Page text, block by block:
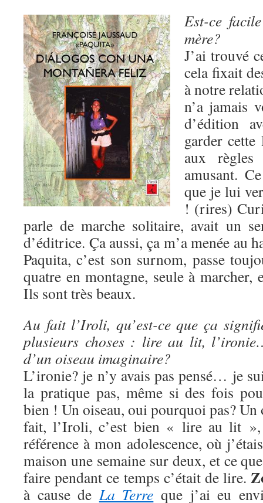
Est-ce
mère?
J’ai trouvé
cela fixait
à notre
n’a jamais
d’édition
garder
aux règles
amusant.
que je lui
! (rires)
parle de marche solitaire, avait un
d’éditrice. Ça aussi, ça m’a menée au
Paquita, c’est son surnom, passe
quatre en montagne, seule à marcher,
Ils sont très beaux.
Au fait l’Iroli, qu’est-ce que ça
plusieurs choses : lire au lit,
d’un oiseau imaginaire?
L’ironie? je n’y avais pas pensé… je
la pratique pas, même si des fois
bien ! Un oiseau, oui pourquoi pas?
fait, l’Iroli, c’est bien « lire au lit
référence à mon adolescence, où
maison une semaine sur deux, et ce
faire pendant ce temps c’était de lire.
à cause deLa Terre que j’ai eu